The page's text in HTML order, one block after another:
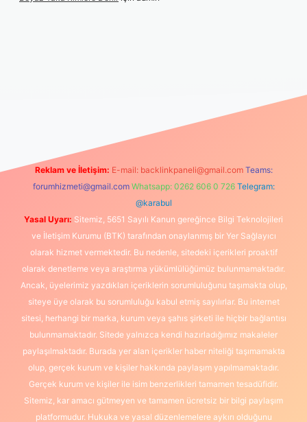
Reklam ve İletişim: E-mail: backlinkpaneli@gmail.com Teams:
forumhizmeti@gmail.com Whatsapp: 0262 606 0 726 Telegram:
@karabul
Yasal Uyarı: Sitemiz, 5651 Sayılı Kanun gereğince Bilgi Teknolojileri
ve İletişim Kurumu (BTK) tarafından onaylanmış bir Yer Sağlayıcı
olarak hizmet vermektedir. Bu nedenle, sitedeki içerikleri proaktif
olarak denetleme veya araştırma yükümlülüğümüz bulunmamaktadır.
Ancak, üyelerimiz yazdıkları içeriklerin sorumluluğunu taşımakta olup,
siteye üye olarak bu sorumluluğu kabul etmiş sayılırlar. Bu internet
sitesi, herhangi bir marka, kurum veya şahıs şirketi ile hiçbir bağlantısı
bulunmamaktadır. Sitede yalnızca kendi hazırladığımız makaleler
paylaşılmaktadır. Burada yer alan içerikler haber niteliği taşımamakta
olup, gerçek kurum ve kişiler hakkında paylaşım yapılmamaktadır.
Gerçek kurum ve kişiler ile isim benzerlikleri tamamen tesadüfidir.
Sitemiz, kar amacı gütmeyen ve tamamen ücretsiz bir bilgi paylaşım
platformudur. Hukuka ve yasal düzenlemelere aykırı olduğunu